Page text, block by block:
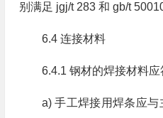
别满足 jgj/t 283 和 gb/t
6.4 连接材料
6.4.1 钢材的焊接材料应
a) 手工焊接用焊条应与